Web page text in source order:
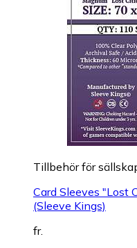
Tillbehör för
Card Sleeves "Lost
(Sleeve Kings)
fr.